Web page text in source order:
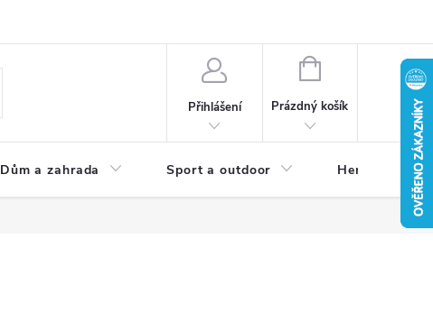
Přihlášení
NÁKUPNÍ
Prázdný košík
Dům a zahrada Sport a outdoor Herní zóna